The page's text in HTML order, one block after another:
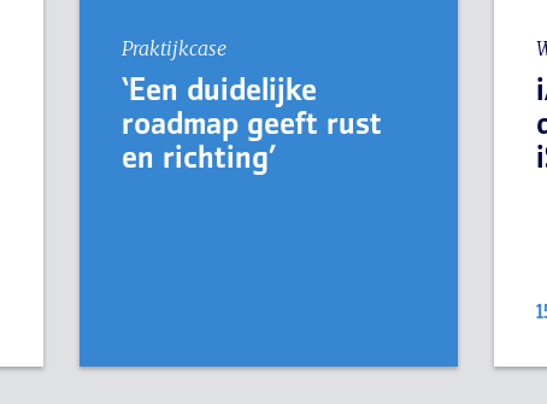
Praktijkcase
‘Een duidelijke
roadmap geeft rust
en richting’